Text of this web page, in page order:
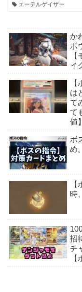
エーテルゲイザー
か
ボ
イ
は
て
て
値】
ボ
め
時
招
チ